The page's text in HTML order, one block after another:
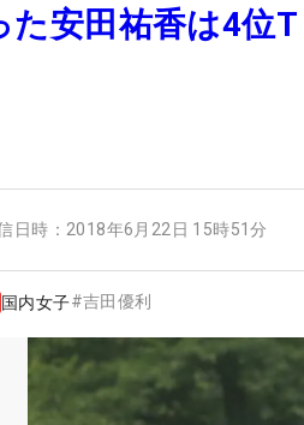
た安田祐香は4位
日時： 2018年6月22日 15時51分
国内女子#吉田優利